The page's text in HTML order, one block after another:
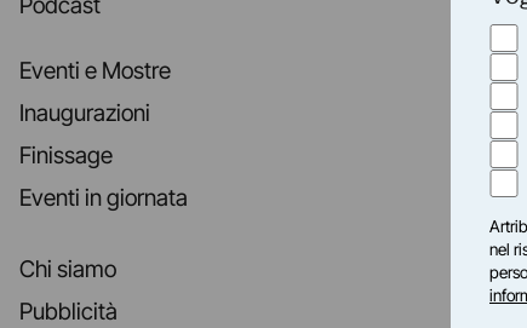
Podcast
Eventi e Mostre
Inaugurazioni
Finissage
Eventi in giornata
Chi siamo
Pubblicità
nel